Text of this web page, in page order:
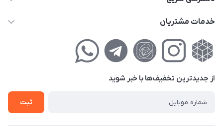
کوچه گلریز 4 غربی ، پلاک 13
حساب کاربری
لیست محصولات
خدمات مشتریان
راهنمای‌خرید‌آنلاین
حریم خصوصی
فروش‌اقساطی
از جدید‌ترین تخفیف‌ها با‌ خبر شوید
ثبت